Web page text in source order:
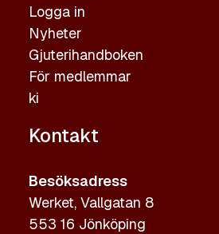
Logga in
Nyheter
Gjuterihandboken
För medlemmar
ki
Kontakt
Besöksadress
Werket, Vallgatan 8
553 16 Jönköping